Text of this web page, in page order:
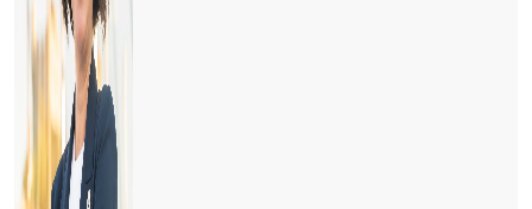
GASTROSHOW New York'ta
EN ÖNEMLi SEKTÖR: "TURiZM" Neden? PARA KAYNAĞIDIR
TURİZM;
HAC-UMRE KONUSUNDA…
YURT DIŞI TUR SATIŞLARI iPTAL OLDU